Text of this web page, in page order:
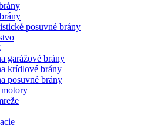
posuvné brány
garážové brány
krídlové brány
posuvné brány